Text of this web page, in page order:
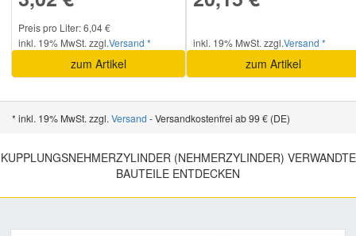
Preis pro Liter: 6,04 €
inkl. 19% MwSt. zzgl.Versand *
zum Artikel
inkl. 19% MwSt. zzgl.Versand *
zum Artikel
* inkl. 19% MwSt. zzgl. Versand - Versandkostenfrei ab 99 € (DE)
KUPPLUNGSNEHMERZYLINDER (NEHMERZYLINDER) VERWANDTE
BAUTEILE ENTDECKEN